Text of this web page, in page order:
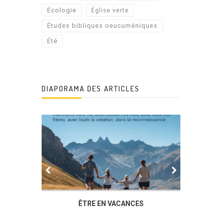
Écologie Église verte
Études bibliques oeucuméniques
Été
DIAPORAMA DES ARTICLES
ÊTRE EN VACANCES